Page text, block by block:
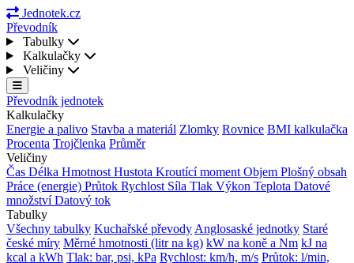
Jednotek.cz
Převodník
Tabulky
Kalkulačky
Veličiny
Převodník jednotek
Kalkulačky
Energie a palivo Stavba a materiál Zlomky Rovnice BMI kalkulačka
Procenta Trojčlenka Průměr
Veličiny
Čas Délka Hmotnost Hustota Kroutící moment Objem Plošný obsah
Práce (energie) Průtok Rychlost Síla Tlak Výkon Teplota Datové
množstvíDatový tok
Tabulky
Všechny tabulky Kuchařské převody Anglosaské jednotky Staré
české míry Měrné hmotnosti (litr na kg) kW na koně a Nm kJ na
kcal a kWh Tlak: bar, psi, kPa Rychlost: km/h, m/s Průtok: l/min,